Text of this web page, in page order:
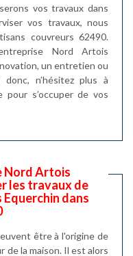
vos travaux dans
vos travaux, nous
couvreurs 62490.
Nord Artois
un entretien ou
n’hésitez plus à
s’occuper de vos
Nord Artois
les travaux de
dans
être à l'origine de
de la maison. Il est alors